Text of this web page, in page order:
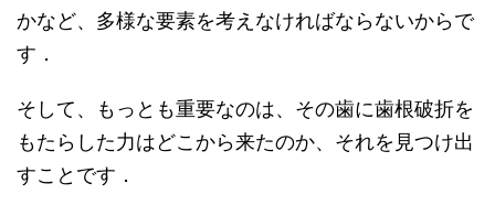
かなど、多様な要素を考えなければならないからで
す．
そして、もっとも重要なのは、その歯に歯根破折を
もたらした力はどこから来たのか、それを見つけ出
すことです．